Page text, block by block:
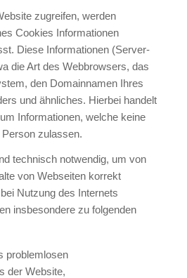
zugreifen, werden
Cookies Informationen
Diese Informationen (Server-
die Art des Webbrowsers, das
den Domainnamen Ihres
und ähnliches. Hierbei handelt
Informationen, welche keine
zulassen.
technisch notwendig, um von
von Webseiten korrekt
Nutzung des Internets
insbesondere zu folgenden
problemlosen
der Website,